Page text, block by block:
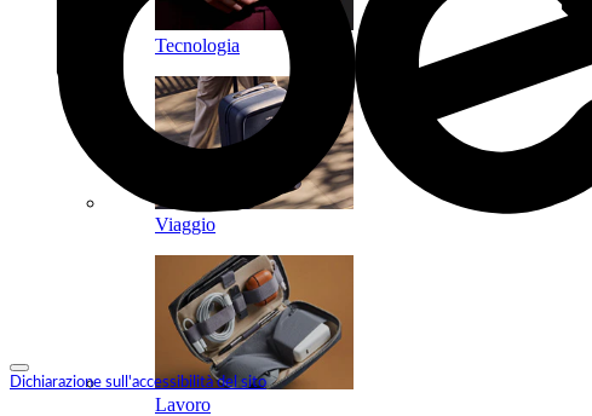
Dichiarazione sull'accessibilità del sito
Tecnologia
Viaggio
Lavoro